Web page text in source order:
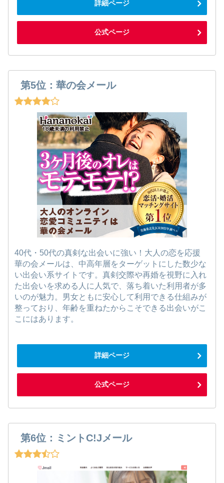
詳細ページ
公式ページ
第5位：華の会メール
40代・50代の真剣な出会いに強い！大人の恋を応援
華の会メールは、中高年層をターゲットにした数少な
い出会い系サイトです。真剣交際や再婚を視野に入れ
た出会いを求める人に人気で、落ち着いた利用者が多
いのが魅力。男女ともに安心して利用できる仕組みが
整っており、年齢を重ねたからこそできる出会いがこ
こにはあります。
詳細ページ
公式ページ
第6位：ミントC!Jメール